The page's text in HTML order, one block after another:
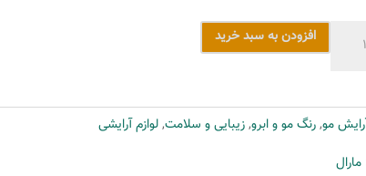
افزودن به سبد خرید
مو,رنگ مو و ابرو,زیبایی و سلامت,لوازم آرایشی
مارال